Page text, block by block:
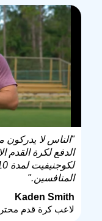
"الناس لا يدركون
الدفع لكرة القدم
المنافسين."
Kaden Smith
لاعب كرة قدم